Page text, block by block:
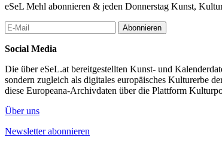
eSeL Mehl abonnieren & jeden Donnerstag Kunst,
Abonnieren
Social Media
Die über eSeL.at bereitgestellten Kunst- und
sondern zugleich als digitales europäisches Kulturerbe
diese Europeana-Archivdaten über die Plattform
Über uns
Newsletter abonnieren